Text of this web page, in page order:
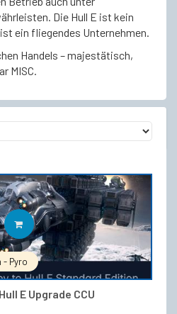
Die Hull E ist kein
ein fliegendes Unternehmen.
Handels – majestätisch,
MISC.
- Pyro
E Upgrade CCU
IN DEN WARENKORB